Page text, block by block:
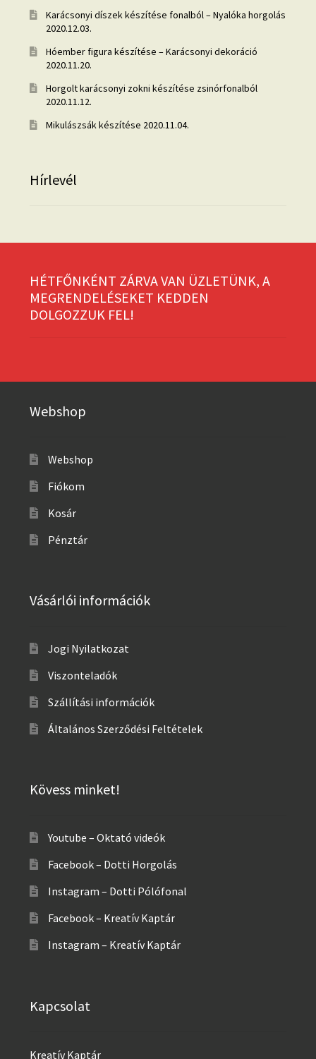
Karácsonyi díszek készítése fonalból – Nyalóka horgolás
2020.12.03.
Hóember figura készítése – Karácsonyi dekoráció
2020.11.20.
Horgolt karácsonyi zokni készítése zsinórfonalból
2020.11.12.
Mikulászsák készítése 2020.11.04.
Hírlevél
HÉTFŐNKÉNT ZÁRVA VAN ÜZLETÜNK, A
MEGRENDELÉSEKET KEDDEN
DOLGOZZUK FEL!
Webshop
Webshop
Fiókom
Kosár
Pénztár
Vásárlói információk
Jogi Nyilatkozat
Viszonteladók
Szállítási információk
Általános Szerződési Feltételek
Kövess minket!
Youtube – Oktató videók
Facebook – Dotti Horgolás
Instagram – Dotti Pólófonal
Facebook – Kreatív Kaptár
Instagram – Kreatív Kaptár
Kapcsolat
Kreatív Kaptár